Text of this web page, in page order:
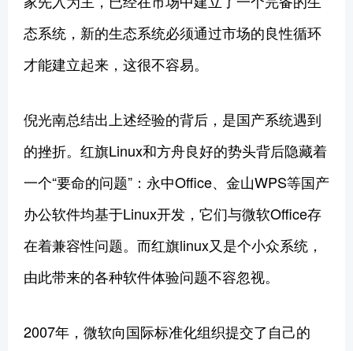
态系统，新的生态系统必须通过市场的良性循环
才能建立起来，这很不容易。
倪光南总结出上述经验的背后，是国产系统遇到
的挫折。红旗Linux和方舟良好的势头背后隐藏着
一个“要命的问题”：永中Office、金山WPS等国产
办公软件均基于Linux开发，它们与微软Office存
在着兼容性问题。而红旗linux又是个小众系统，
由此带来的各种软件体验问题不容忽视。
2007年，微软向国际标准化组织提交了自己的